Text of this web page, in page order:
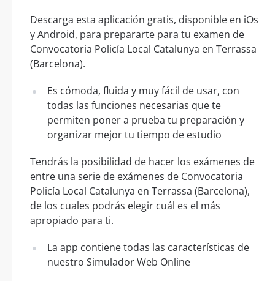
Descarga esta aplicación gratis, disponible en iOs
y Android, para prepararte para tu examen de
Convocatoria Policía Local Catalunya en Terrassa
(Barcelona).
Es cómoda, fluida y muy fácil de usar, con
todas las funciones necesarias que te
permiten poner a prueba tu preparación y
organizar mejor tu tiempo de estudio
Tendrás la posibilidad de hacer los exámenes de
entre una serie de exámenes de Convocatoria
Policía Local Catalunya en Terrassa (Barcelona),
de los cuales podrás elegir cuál es el más
apropiado para ti.
La app contiene todas las características de
nuestro Simulador Web Online